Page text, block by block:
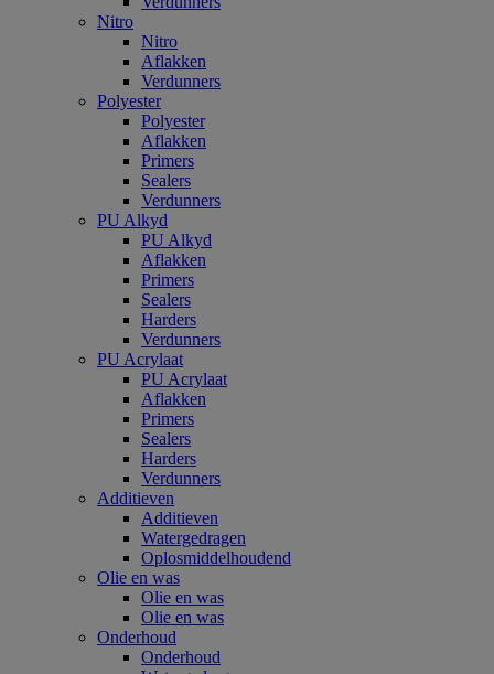
Nitro
Nitro
Aflakken
Verdunners
Polyester
Polyester
Aflakken
Primers
Sealers
Verdunners
PU Alkyd
PU Alkyd
Aflakken
Primers
Sealers
Harders
Verdunners
PU Acrylaat
PU Acrylaat
Aflakken
Primers
Sealers
Harders
Verdunners
Additieven
Additieven
Watergedragen
Oplosmiddelhoudend
Olie en was
Olie en was
Olie en was
Onderhoud
Onderhoud